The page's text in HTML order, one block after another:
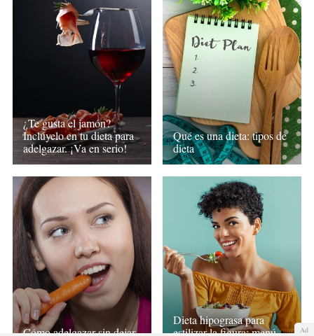
¿Te gusta el jamón?
Inclúyelo en tu dieta para
adelgazar. ¡Va en serio!
Qué es una dieta: tipos de
dieta
Cómo adelgazar sin dejar
Dieta hipograsa para
estilizar la figura: menú
Ad